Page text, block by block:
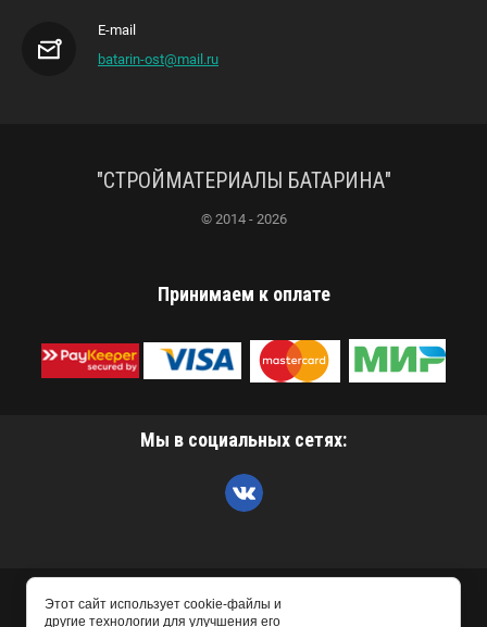
E-mail
batarin-ost@mail.ru
"СТРОЙМАТЕРИАЛЫ БАТАРИНА"
© 2014 - 2026
Принимаем к оплате
Мы в социальных сетях:
Этот сайт использует cookie-файлы и
другие технологии для улучшения его